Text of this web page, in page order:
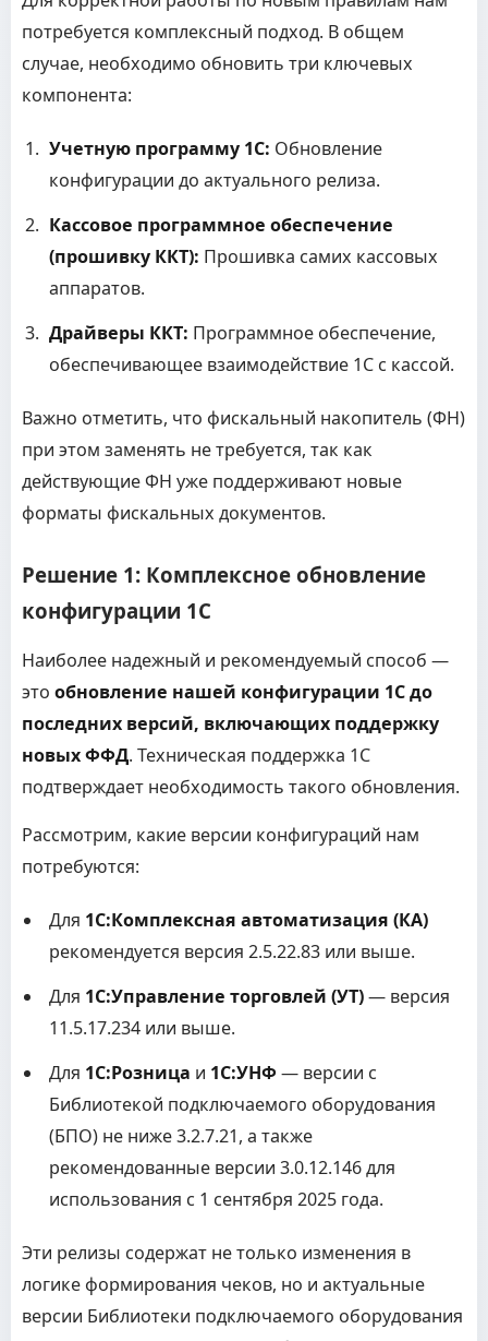
потребуется комплексный подход. В общем
случае, необходимо обновить три ключевых
компонента:
Учетную программу 1С: Обновление
конфигурации до актуального релиза.
Кассовое программное обеспечение
(прошивку ККТ): Прошивка самих кассовых
аппаратов.
Драйверы ККТ: Программное обеспечение,
обеспечивающее взаимодействие 1С с кассой.
Важно отметить, что фискальный накопитель (ФН)
при этом заменять не требуется, так как
действующие ФН уже поддерживают новые
форматы фискальных документов.
Решение 1: Комплексное обновление
конфигурации 1С
Наиболее надежный и рекомендуемый способ —
это обновление нашей конфигурации 1С до
последних версий, включающих поддержку
новых ФФД. Техническая поддержка 1С
подтверждает необходимость такого обновления.
Рассмотрим, какие версии конфигураций нам
потребуются:
Для 1С:Комплексная автоматизация (КА)
рекомендуется версия 2.5.22.83 или выше.
Для 1С:Управление торговлей (УТ)— версия
11.5.17.234 или выше.
Для 1С:Розница и 1С:УНФ — версии с
Библиотекой подключаемого оборудования
(БПО) не ниже 3.2.7.21, а также
рекомендованные версии 3.0.12.146 для
использования с 1 сентября 2025 года.
Эти релизы содержат не только изменения в
логике формирования чеков, но и актуальные
версии Библиотеки подключаемого оборудования